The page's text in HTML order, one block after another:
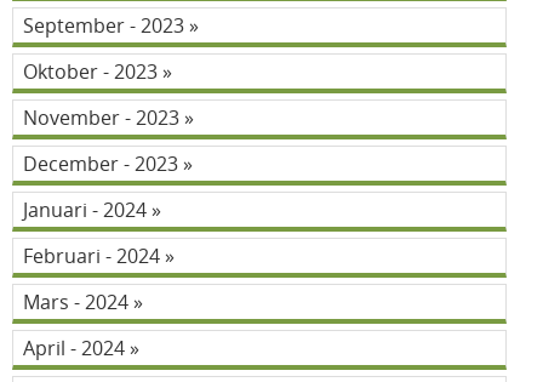
September - 2023
Oktober - 2023
November - 2023
December - 2023
Januari - 2024
Februari - 2024
Mars - 2024
April - 2024